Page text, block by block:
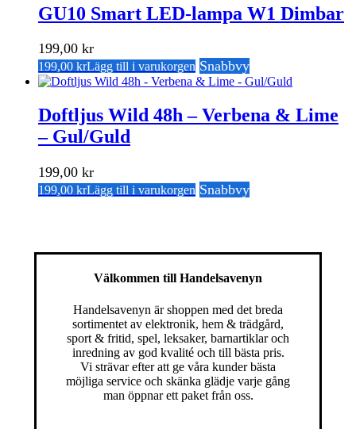
GU10 Smart LED-lampa W1 Dimbar
199,00 kr
199,00 krLägg till i varukorgen Snabbvy
Doftljus Wild 48h – Verbena & Lime
– Gul/Guld
199,00 kr
199,00 krLägg till i varukorgen Snabbvy
Välkommen till Handelsavenyn
Handelsavenyn är shoppen med det breda
sortimentet av elektronik, hem & trädgård,
sport & fritid, spel, leksaker, barnartiklar och
inredning av god kvalité och till bästa pris.
Vi strävar efter att ge våra kunder bästa
möjliga service och skänka glädje varje gång
man öppnar ett paket från oss.